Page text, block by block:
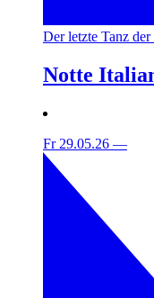
Der letzte Tanz der
Notte
Fr 29.05.26 —